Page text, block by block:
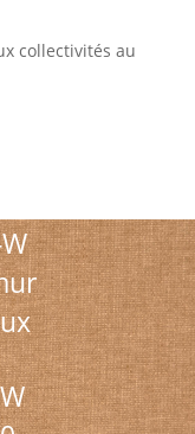
collectivités au